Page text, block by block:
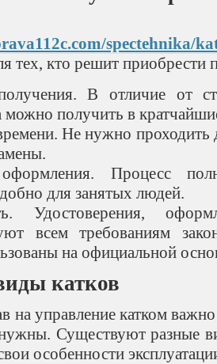
spectehnika/
тех, кто решит приобрести
В отличие от
можно получить в
Не нужно проходить
Процесс
для занятых людей.
Удостоверения,
всем требованиям
на официальной
катков
на управление катком
Существуют разные
особенности